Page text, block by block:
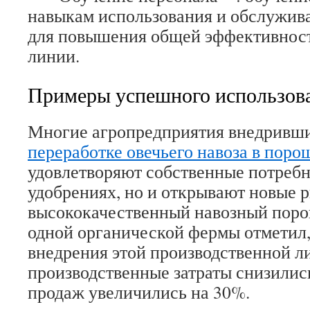
навыкам использования и
для повышения общей
линии.
Примеры успешного
Многие агропредприятия
переработке овечьего навоза в
удовлетворяют собственные
удобрениях, но и открывают новые
высококачественный навозный
одной органической фермы
внедрения этой производственной
производственные затраты
продаж увеличились на 30%.